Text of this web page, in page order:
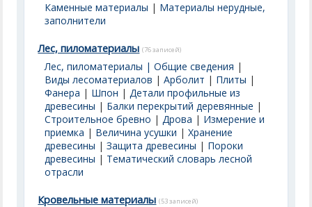
Каменные материалы | Материалы нерудные,
заполнители
Лес, пиломатериалы (76 записей)
Лес, пиломатериалы | Общие сведения |
Виды лесоматериалов |Арболит | Плиты |
Фанера | Шпон |Детали профильные из
древесины | Балки перекрытий деревянные |
Строительное бревно |Дрова | Измерение и
приемка | Величина усушки |Хранение
древесины |Защита древесины | Пороки
древесины | Тематический словарь лесной
отрасли
Кровельные материалы (53 записей)